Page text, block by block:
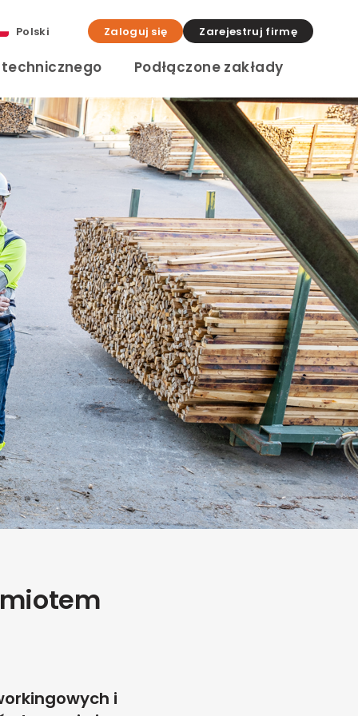
Polski Zaloguj się Zarejestruj firmę
Podłączone zakłady
i